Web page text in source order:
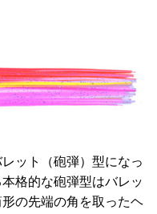
ット（砲弾）型になっ
格的な砲弾型はバレッ
形の先端の角を取ったヘ